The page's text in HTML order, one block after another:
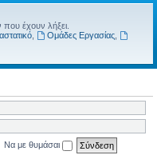
έχουν λήξει.
, Ομάδες Εργασίας,
Να με θυμάσαι